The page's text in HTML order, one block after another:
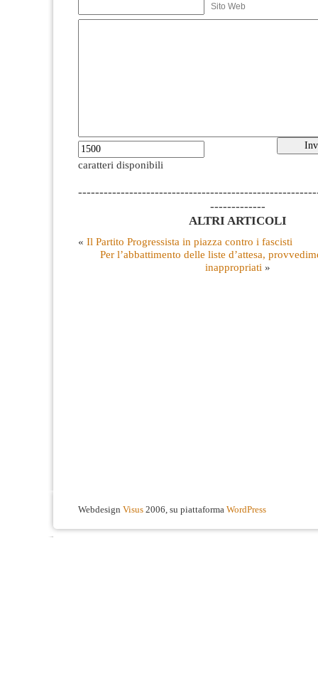
Sito Web
caratteri disponibili
-------------
ALTRI ARTICOLI
« Il Partito Progressista in piazza contro i fascisti
Per l’abbattimento delle liste d’attesa,
inappropriati »
Webdesign Visus 2006, su piattaforma WordPress